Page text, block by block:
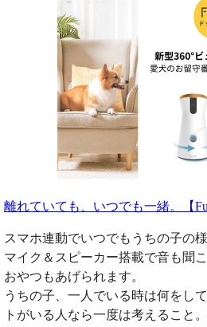
離れていても、いつでも一緒。【
スマホ連動でいつでもうちの子の
マイク＆スピーカー搭載で音も聞
おやつもあげられます。
うちの子、一人でいる時は何をし
トがいる人なら一度は考えること